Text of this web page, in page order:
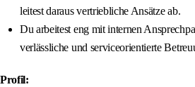
leitest daraus vertriebliche Ansätze ab.
Du arbeitest eng mit internen
verlässliche und serviceorientierte
Profil: